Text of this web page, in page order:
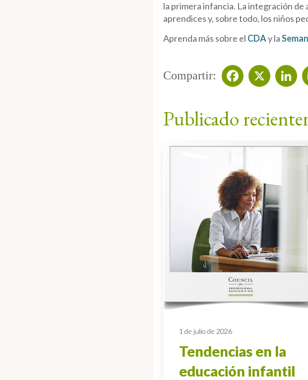
la primera infancia. La integración
aprendices y, sobre todo, los niños
Aprenda más sobre el CDAy la
Compartir:
Publicado
1 de julio de 2026
Tendencias en la
educación infantil